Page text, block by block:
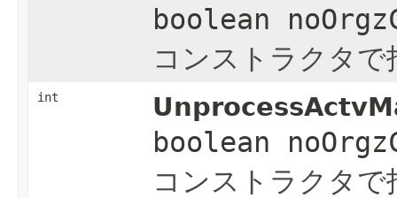
boolean
コンストラクタ
int
boolean
コンストラクタ